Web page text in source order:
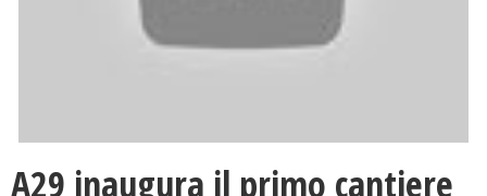
A29 inaugura il primo cantiere